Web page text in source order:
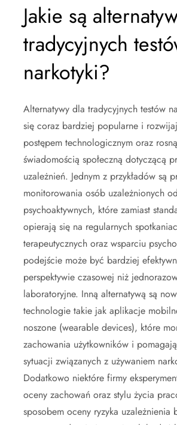
Jakie są
tradycyjnych
narkotyki?
Alternatywy dla tradycyjnych testów
się coraz bardziej popularne i
postępem technologicznym oraz
świadomością społeczną dotyczącą
uzależnień. Jednym z przykładów są
monitorowania osób uzależnionych
psychoaktywnych, które zamiast
opierają się na regularnych
terapeutycznych oraz wsparciu
podejście może być bardziej
perspektywie czasowej niż
laboratoryjne. Inną alternatywą są
technologie takie jak aplikacje
noszone (wearable devices), które
zachowania użytkowników i
sytuacji związanych z używaniem
Dodatkowo niektóre firmy
oceny zachowań oraz stylu życia
sposobem oceny ryzyka uzależnienia